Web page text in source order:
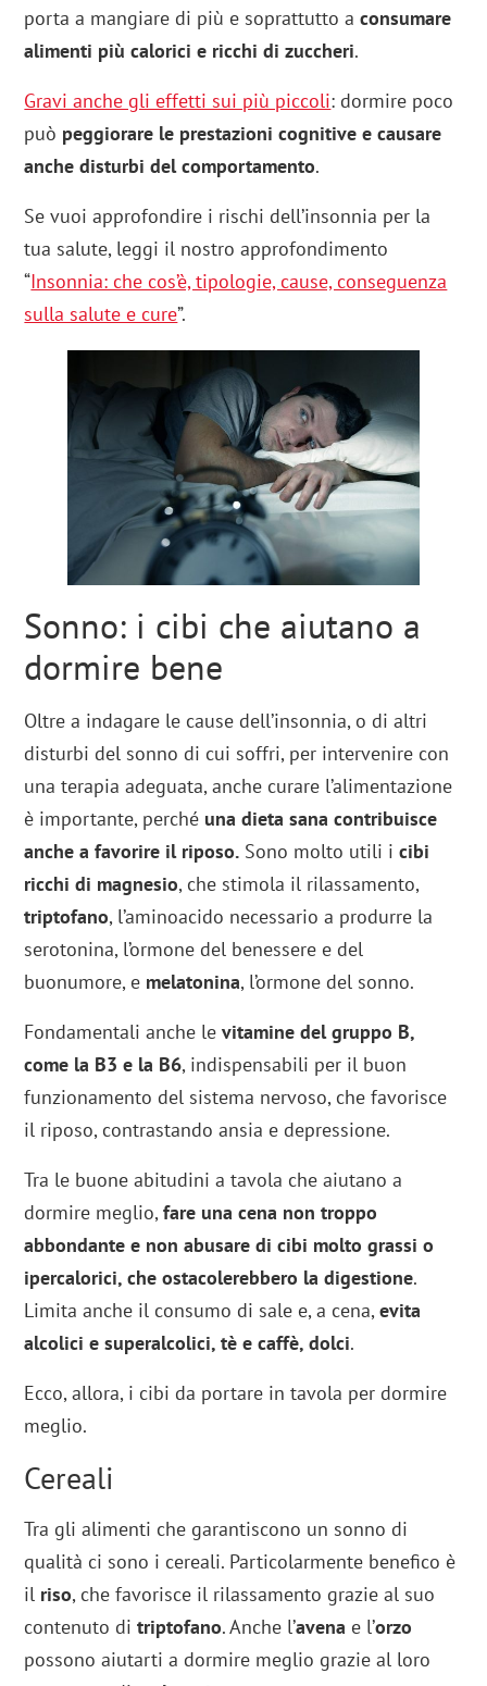
porta a mangiare di più e soprattutto aconsumare
alimenti più calorici e ricchi di zuccheri.
Gravi anche gli effetti sui più piccoli: dormire poco
può peggiorare le prestazioni cognitive e causare
anche disturbi del comportamento.
Se vuoi approfondire i rischi dell’insonnia per la
tua salute, leggi il nostro approfondimento
“Insonnia: che cos’è, tipologie, cause, conseguenza
sulla salute e cure”.
Sonno: i cibi che aiutano a
dormire bene
Oltre a indagare le cause dell’insonnia, o di altri
disturbi del sonno di cui soffri, per intervenire con
una terapia adeguata, anche curare l’alimentazione
è importante, perché una dieta sana contribuisce
anche a favorire il riposo. Sono molto utili icibi
ricchi di magnesio, che stimola il rilassamento,
triptofano, l’aminoacido necessario a produrre la
serotonina, l’ormone del benessere e del
buonumore, e melatonina, l’ormone del sonno.
Fondamentali anche levitamine del gruppo B,
come la B3 e la B6, indispensabili per il buon
funzionamento del sistema nervoso, che favorisce
il riposo, contrastando ansia e depressione.
Tra le buone abitudini a tavola che aiutano a
dormire meglio,fare una cena non troppo
abbondante e non abusare di cibi molto grassi o
ipercalorici, che ostacolerebbero la digestione.
Limita anche il consumo di sale e, a cena,evita
alcolici e superalcolici, tè e caffè, dolci.
Ecco, allora, i cibi da portare in tavola per dormire
meglio.
Cereali
Tra gli alimenti che garantiscono un sonno di
qualità ci sono i cereali. Particolarmente benefico è
il riso, che favorisce il rilassamento grazie al suo
contenuto ditriptofano. Anche l’avena e l’orzo
possono aiutarti a dormire meglio grazie al loro